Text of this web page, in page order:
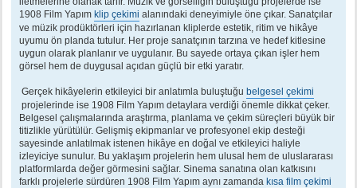
1908 Film Yapım klip çekimi alanındaki deneyimiyle öne çıkar. Sanatçılar
ve müzik prodüktörleri için hazırlanan kliplerde estetik, ritim ve hikâye
uyumu ön planda tutulur. Her proje sanatçının tarzına ve hedef kitlesine
uygun olarak planlanır ve uygulanır. Bu sayede ortaya çıkan işler hem
görsel hem de duygusal açıdan güçlü bir etki yaratır.
Gerçek hikâyelerin etkileyici bir anlatımla buluştuğu belgesel çekimi
projelerinde ise 1908 Film Yapım detaylara verdiği önemle dikkat çeker.
Belgesel çalışmalarında araştırma, planlama ve çekim süreçleri büyük bir
titizlikle yürütülür. Gelişmiş ekipmanlar ve profesyonel ekip desteği
sayesinde anlatılmak istenen hikâye en doğal ve etkileyici haliyle
izleyiciye sunulur. Bu yaklaşım projelerin hem ulusal hem de uluslararası
platformlarda değer görmesini sağlar. Sinema sanatına olan katkısını
farklı projelerle sürdüren 1908 Film Yapım aynı zamanda kısa film çekimi